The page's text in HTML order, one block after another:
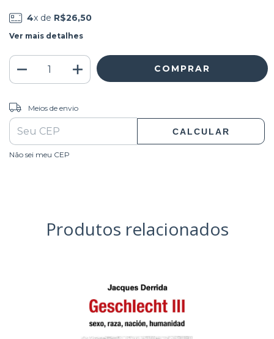
4x de R$26,50
Ver mais detalhes
Entregas para o CEP:
Meios de envio
CALCULAR
Não sei meu CEP
Produtos relacionados